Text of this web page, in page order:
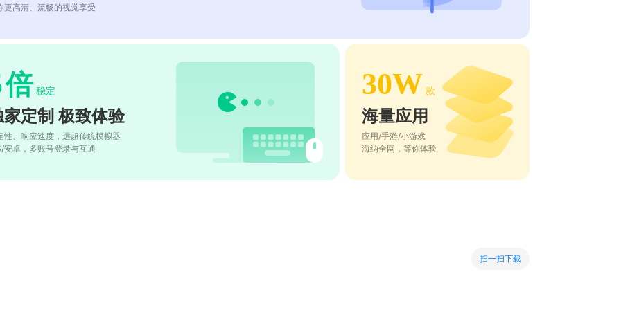
更高清、流畅的视觉享受
倍 稳定
家定制 极致体验
性、响应速度，远超传统模拟器
安卓，多账号登录与互通
30W 款
海量应用
应用/手游/小游戏
海纳全网，等你体验
扫一扫下载